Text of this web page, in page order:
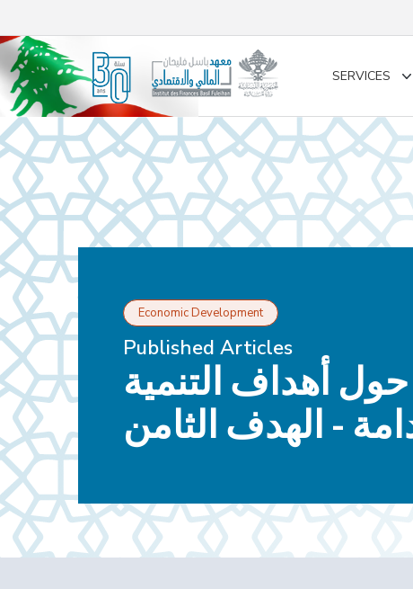
SERVICES
Economic Development
Published Articles
حول أهداف التنمية
- الهدف الثامن